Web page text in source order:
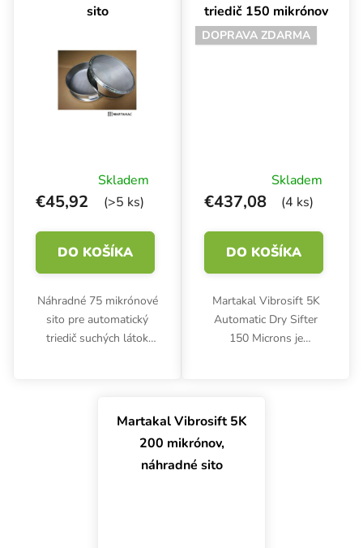
sito
Skladem
(>5 ks)
€45,92
DO KOŠÍKA
Náhradné 75 mikrónové
sito pre automatický
triedič suchých látok
triedič 150 mikrónov
DOPRAVA ZDARMA
Skladem
(4 ks)
€437,08
DO KOŠÍKA
Martakal Vibrosift 5K
Automatic Dry Sifter
150 Microns je
ktorý zabezpečuje čistú
Martakal Vibrosift 5K
200 mikrónov,
náhradné sito